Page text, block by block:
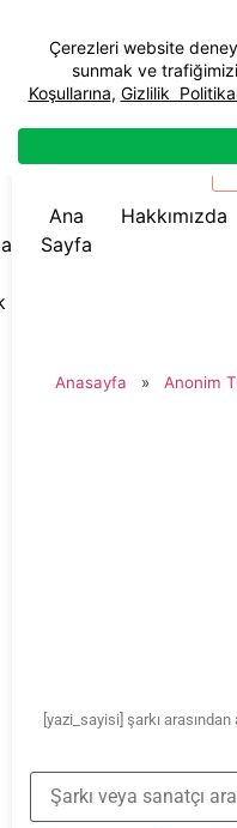
Ana
Sayfa
Hakkımızda
Anasayfa » Anonim
[yazi_sayisi] şarkı